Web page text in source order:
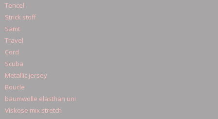
Tencel
Strick stoff
Samt
Travel
Cord
Scuba
Metallic jersey
Boucle
baumwolle elasthan uni
Viskose mix stretch